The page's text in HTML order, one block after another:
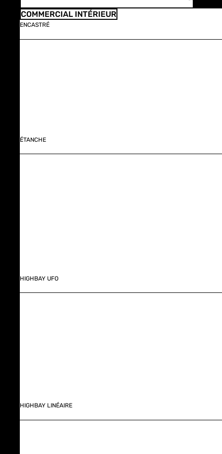
COMMERCIAL INTÉRIEUR
ENCASTRÉ
ÉTANCHE
HIGHBAY UFO
HIGHBAY LINÉAIRE